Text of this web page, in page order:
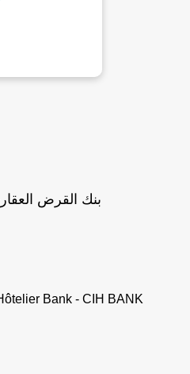
بنك القرض
Bank - CIH BANK